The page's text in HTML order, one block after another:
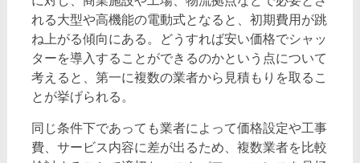
れる大型や高機能の電動式となると、初期費用が跳
ね上がる傾向にある。どうすれば安い価格でシャッ
ターを導入することができるのかという点について
考えると、第一に複数の業者から見積もりを取るこ
とが挙げられる。
同じ条件下であっても業者によって価格設定や工事
費、サービス内容に差が出るため、複数業者を比較